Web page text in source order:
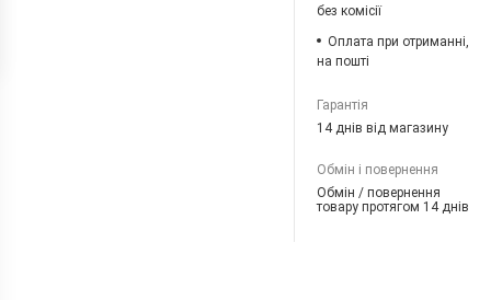
без комісії
Оплата при отриманні,
на пошті
Гарантія
14 днів від магазину
Обмін і повернення
Обмін / повернення
товару протягом 14 днів